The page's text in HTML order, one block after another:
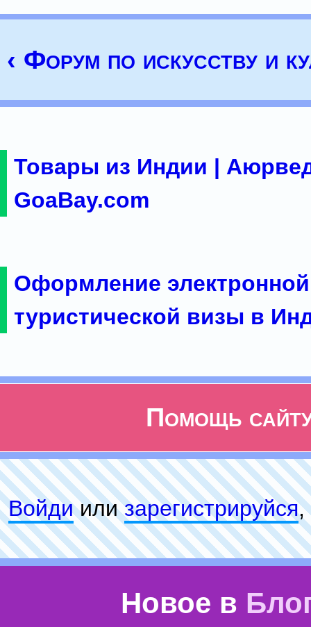
‹ Форум по искусству и
Товары из Индии |
GoaBay.com
Оформление электронной
туристической визы в
Помощь
Войдиилизарeгиcтpируйся,
Новое в